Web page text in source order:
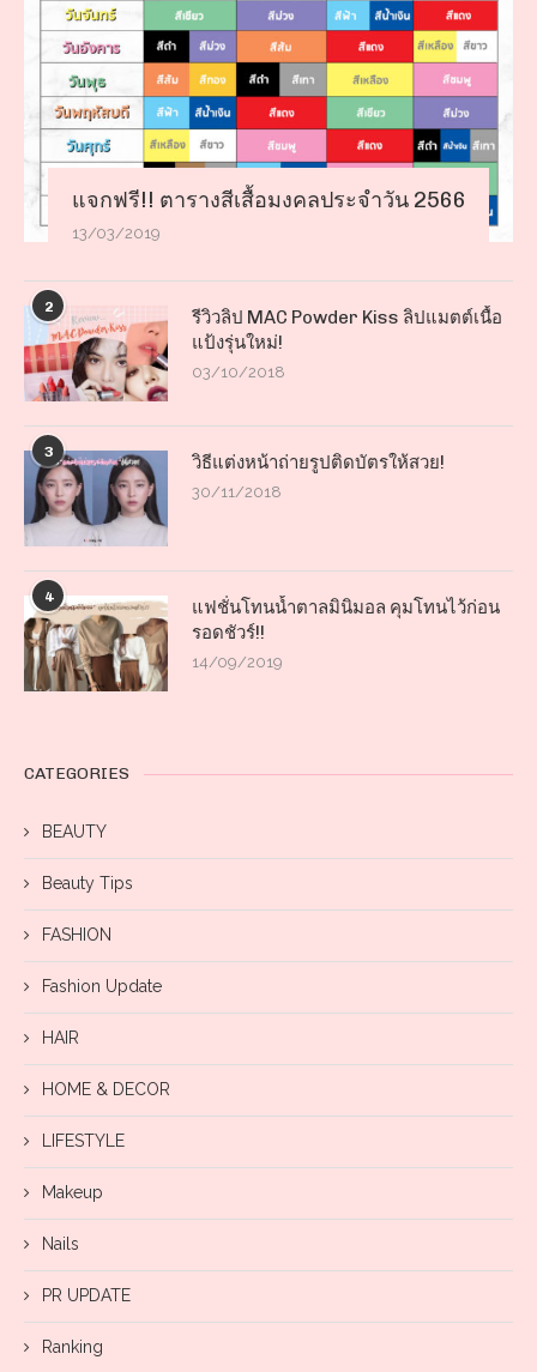
แจกฟรี!! ตารางสีเสื้อมงคลประจำวัน 2566
13/03/2019
2
รีวิวลิป MAC Powder Kiss ลิปแมตต์เนื้อ
แป้งรุ่นใหม่!
03/10/2018
3 วิธีแต่งหน้าถ่ายรูปติดบัตรให้สวย!
30/11/2018
4
แฟชั่นโทนน้ำตาลมินิมอล คุมโทนไว้ก่อน
รอดชัวร์!!
14/09/2019
CATEGORIES
BEAUTY
Beauty Tips
FASHION
Fashion Update
HAIR
HOME & DECOR
LIFESTYLE
Makeup
Nails
PR UPDATE
Ranking